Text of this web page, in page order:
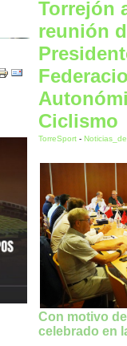
Torrejón
reunión
Ciclismo
TorreSport -
Con motivo
celebrado en